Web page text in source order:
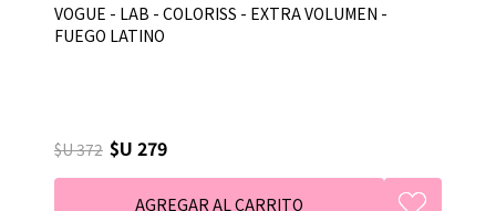
VOGUE - LAB - COLORISS - EXTRA VOLUMEN -
FUEGO LATINO
$U 372 $U 279